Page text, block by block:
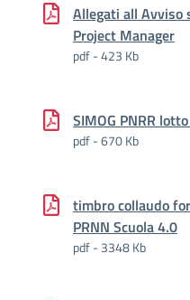
Allegati all Avviso
Project Manager
pdf - 423 Kb
SIMOG PNRR
pdf - 670 Kb
timbro collaudo
PRNN Scuola 4.0
pdf - 3348 Kb